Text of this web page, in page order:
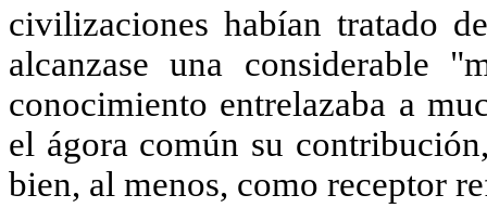
civilizaciones habían tratado
alcanzase una considerable
conocimiento entrelazaba a
el ágora común su
bien, al menos, como receptor